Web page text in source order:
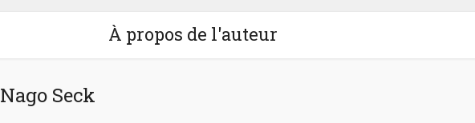
À propos de l'auteur
Nago Seck